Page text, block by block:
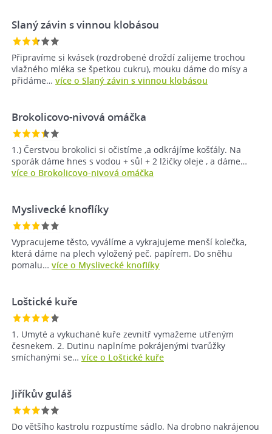
Slaný závin s vinnou klobásou
Připravíme si kvásek (rozdrobené droždí zalijeme trochou
vlažného mléka se špetkou cukru), mouku dáme do mísy a
přidáme… více o Slaný závin s vinnou klobásou
Brokolicovo-nivová omáčka
1.) Čerstvou brokolici si očistíme ,a odkrájíme košťály. Na
sporák dáme hnes s vodou + sůl + 2 lžičky oleje , a dáme…
více o Brokolicovo-nivová omáčka
Myslivecké knoflíky
Vypracujeme těsto, vyválíme a vykrajujeme menší kolečka,
která dáme na plech vyložený peč. papírem. Do sněhu
pomalu… více o Myslivecké knoflíky
Loštické kuře
1. Umyté a vykuchané kuře zevnitř vymažeme utřeným
česnekem. 2. Dutinu naplníme pokrájenými tvarůžky
smíchanými se… více o Loštické kuře
Jiříkův guláš
Do většího kastrolu rozpustíme sádlo. Na drobno nakrájenou